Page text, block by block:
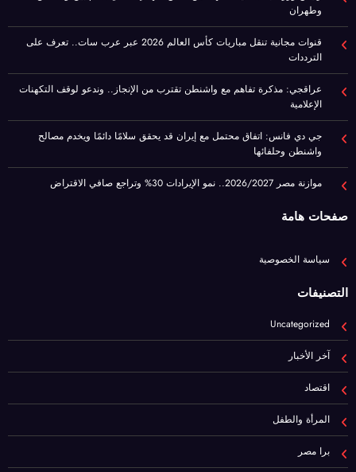
الإعلامية
واشنطن وحلفائها
صفحات هامة
سياسة الخصوصية
التصنيفات
Uncategorized
آخر الأخبار
اقتصاد
المرأة والطفل
برا مصر
رياضة
عيشها ببساطة